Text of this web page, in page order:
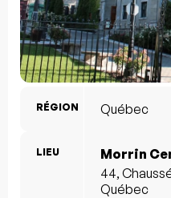
RÉGION Québec
LIEU
Morrin
44,
Québec